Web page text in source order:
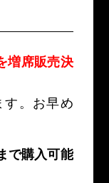
増席販売決
す。お早め
で購入可能